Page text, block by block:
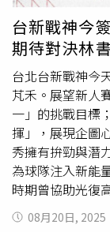
為林智勝舉辦引
影片，而他先是
同下，共同揭幕
場繞壘一周，與
本壘接受總教練
洪一中、台北市
連樂天桃猿「小
花與擁抱。在熱
布林智勝將在退
繼續在棒壇發光
掌，歡呼見證林
露，林智勝退休
台新戰神今
期待對決林
台北台新戰神今
芃禾。展望新人
一」的挑戰目標
揮」，展現企圖
秀擁有拚勁與潛
為球隊注入新能
時期曾協助光復
讀 Southern
賽東區大名單，
08月20日, 2025